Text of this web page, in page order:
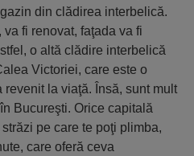
din clădirea interbelică.
va fi renovat, faţada va fi
o altă clădire interbelică
Victoriei, care este o
revenit la viaţă. Însă, sunt mult
Bucureşti. Orice capitală
pe care te poţi plimba,
care oferă ceva